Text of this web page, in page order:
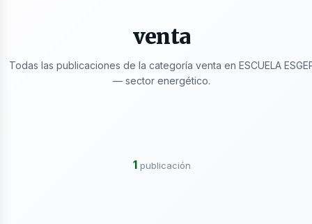
venta
Todas las publicaciones de la categoría venta en ESCUELA
— sector energético.
1 publicación